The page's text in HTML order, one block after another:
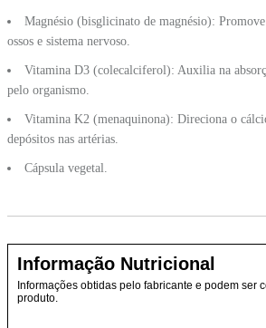
Magnésio (bisglicinato de magnésio): Promove
ossos e sistema nervoso.
Vitamina D3 (colecalciferol): Auxilia na
pelo organismo.
Vitamina K2 (menaquinona): Direciona o
depósitos nas artérias.
Cápsula vegetal.
Informação Nutricional
Informações obtidas pelo fabricante e podem ser
produto.